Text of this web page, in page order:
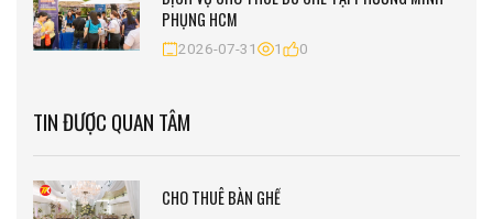
PHỤNG HCM
2026-07-31 1 0
TIN ĐƯỢC QUAN TÂM
CHO THUÊ BÀN GHẾ